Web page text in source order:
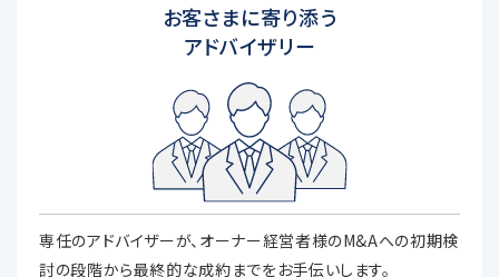
お客さまに寄り添う
アドバイザリー
専任のアドバイザーが、オーナー経営者様のM&Aへの初期検
討の段階から最終的な成約までをお手伝いします。